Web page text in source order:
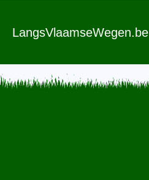
LangsVlaamseWegen.be